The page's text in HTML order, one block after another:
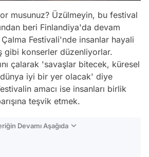
musunuz? Üzülmeyin, bu festival
beri Finlandiya'da devam
Festivali'nde insanlar hayali
gibi konserler düzenliyorlar.
çalarak 'savaşlar bitecek, küresel
dünya iyi bir yer olacak' diye
amacı ise insanları birlik
teşvik etmek.
Devamı Aşağıda